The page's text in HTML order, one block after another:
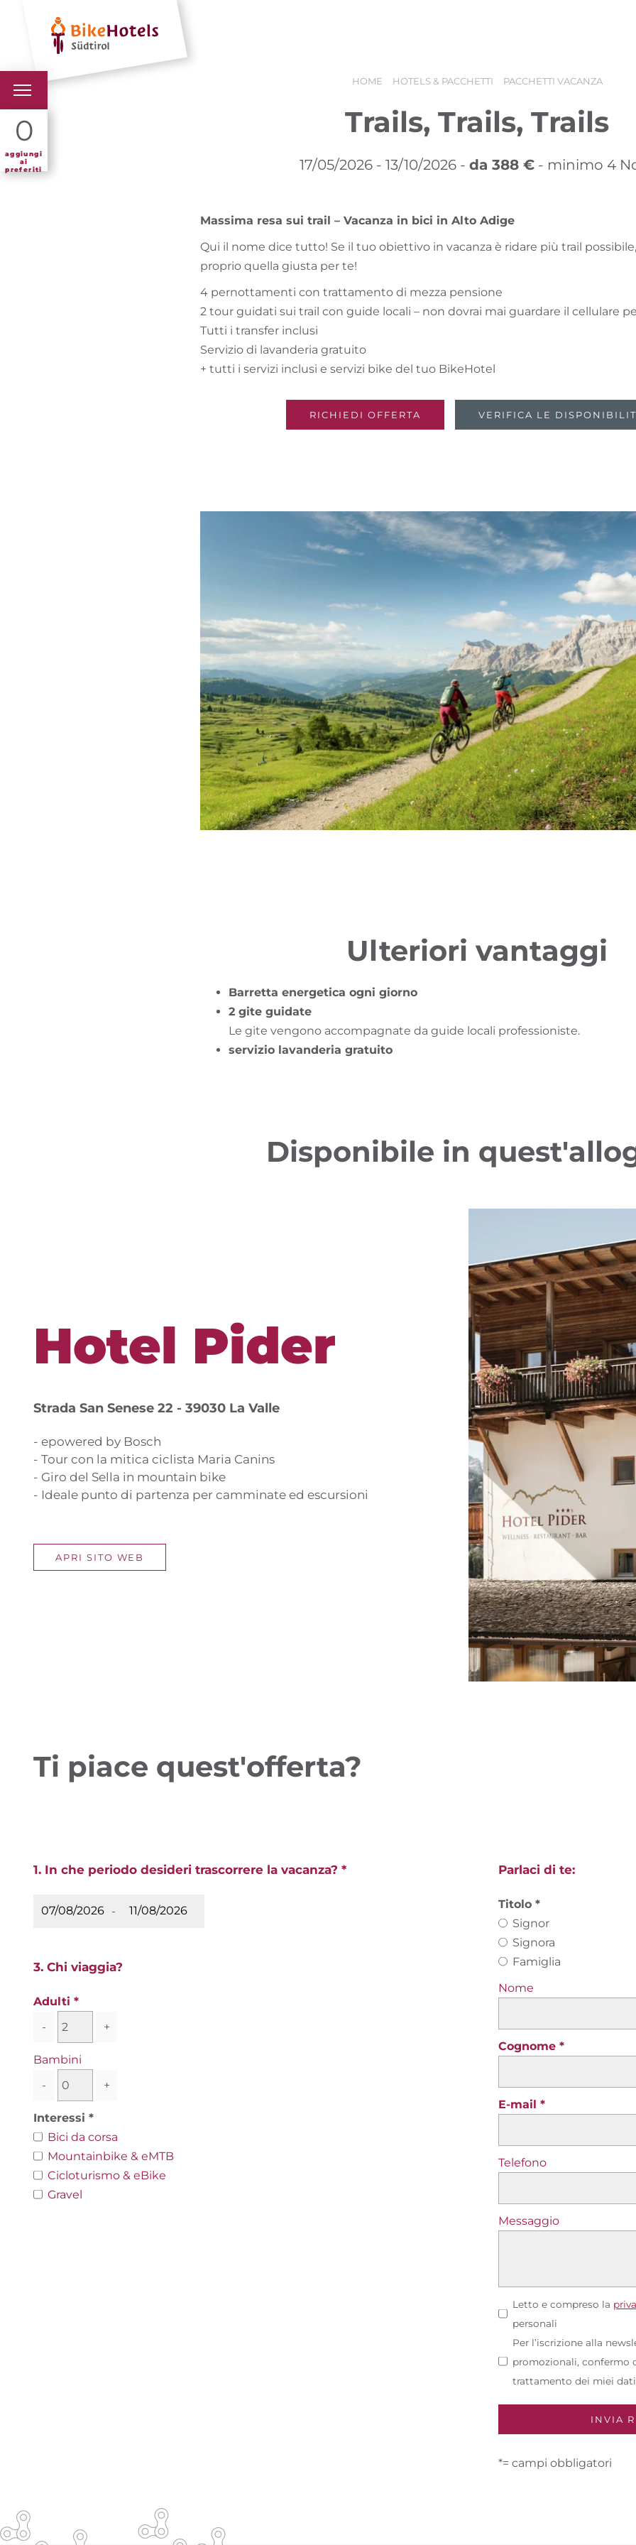
0
aggiungi
ai
preferiti
HOTELS & PACCHETTI
L'ALTO ADIGE & NOI
HOME HOTELS & PACCHETTI PACCHETTI VACANZA
Trails, Trails, Trails
17/05/2026 - 13/10/2026 - da 388 €- minimo 4
Massima resa sui trail – Vacanza in bici in Alto Adige
Qui il nome dice tutto! Se il tuo obiettivo in vacanza è ridare più trail
proprio quella giusta per te!
4 pernottamenti con trattamento di mezza pensione
2 tour guidati sui trail con guide locali – non dovrai mai guardare il cellulare
Tutti i transfer inclusi
Servizio di lavanderia gratuito
+ tutti i servizi inclusi e servizi bike del tuo BikeHotel
RICHIEDI OFFERTA VERIFICA LE
Ulteriori vantaggi
Barretta energetica ogni giorno
2 gite guidate
Le gite vengono accompagnate da guide locali professioniste.
servizio lavanderia gratuito
Disponibile in
Hotel Pider
Strada San Senese 22 - 39030 La Valle
- epowered by Bosch
- Tour con la mitica ciclista Maria Canins
- Giro del Sella in mountain bike
- Ideale punto di partenza per camminate ed escursioni
APRI SITO WEB
Ti piace quest'offerta?
1. In che periodo desideri trascorrere la vacanza? *
-
3. Chi viaggia?
Adulti
-
+
Bambini
-
+
Interessi
Bici da corsa
Mountainbike & eMTB
Cicloturismo & eBike
Gravel
Parlaci di te:
Titolo
Signor
Signora
Famiglia
Nome
Cognome
E-mail
Telefono
Messaggio
Letto e compreso la
personali
Per l’iscrizione alla
promozionali, confermo
trattamento dei miei
*= campi obbligatori